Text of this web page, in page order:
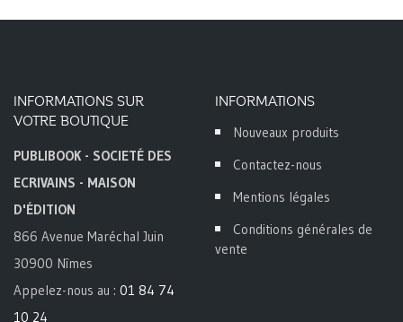
INFORMATIONS SUR
VOTRE BOUTIQUE
PUBLIBOOK - SOCIETÉ DES
ECRIVAINS - MAISON
D'ÉDITION
866 Avenue Maréchal Juin
30900 Nîmes
Appelez-nous au : 01 84 74
10 24
INFORMATIONS
Nouveaux produits
Contactez-nous
Mentions légales
Conditions générales de
vente